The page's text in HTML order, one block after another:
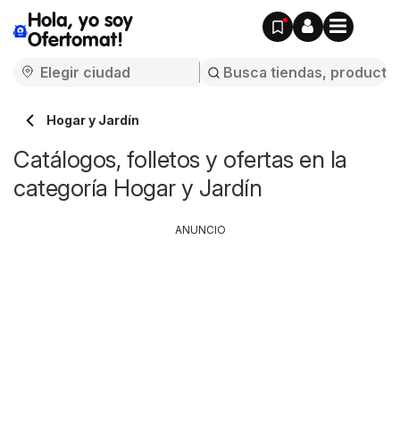
Hola, yo soy
Ofertomat!
Hogar y Jardín
Catálogos, folletos y ofertas en la
categoría Hogar y Jardín
ANUNCIO